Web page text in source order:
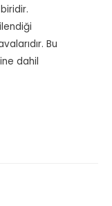
Bu
dahil